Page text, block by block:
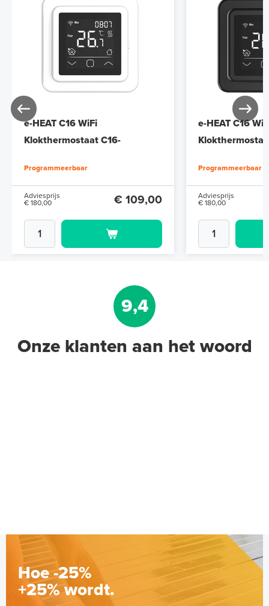
e-HEAT C16 WiFi
Klokthermostaat C16-
9010 Wit
Programmeerbaar
Adviesprijs
€ 180,00
€ 109,00
e-HEAT C16
9011 Zwart
Programmeerbaar
Adviesprijs
€ 180,00
9,4
Onze klanten aan het woord
Hoe -25%
+25% wordt.